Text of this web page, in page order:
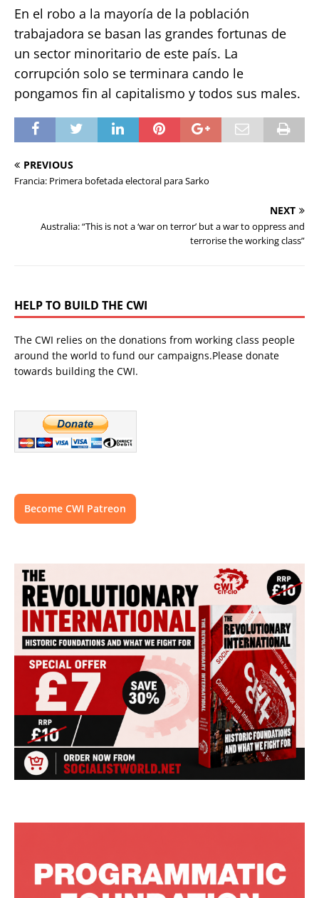
En el robo a la mayoría de la población
trabajadora se basan las grandes fortunas de
un sector minoritario de este país. La
corrupción solo se terminara cando le
pongamos fin al capitalismo y todos sus males.
PREVIOUS
Francia: Primera bofetada electoral para Sarko
NEXT
Australia: “This is not a ‘war on terror’ but a war to oppress and
terrorise the working class”
HELP TO BUILD THE CWI
The CWI relies on the donations from working class people
around the world to fund our campaigns.Please donate
towards building the CWI.
Become CWI Patreon